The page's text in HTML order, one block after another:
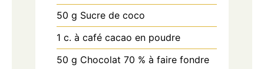
50 g Sucre de coco
1 c. à café cacao en poudre
50 g Chocolat 70 % à faire fondre